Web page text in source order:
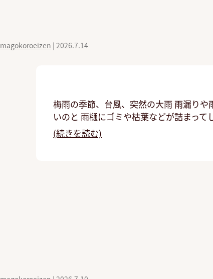
magokoroeizen | 2026.7.14
梅雨の季節、台風、突然の大雨 雨漏り
いのと 雨樋にゴミや枯葉などが詰まっ
(続きを読む)